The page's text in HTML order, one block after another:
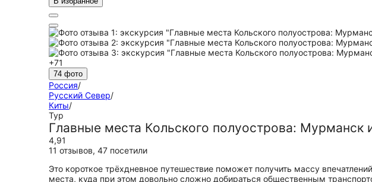
+71
74 фото
Россия/
Русский Север/
Киты/
Тур
Главные места Кольского полуострова: Мурманск
4,91
11 отзывов, 47 посетили
Это короткое трёхдневное путешествие поможет получить массу
места, куда при этом довольно сложно добираться общественным